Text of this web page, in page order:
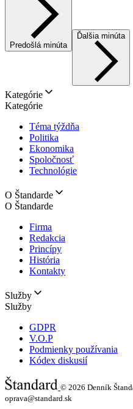
Predošlá minúta
Ďalšia minúta
Kategórie
Kategórie
Téma týždňa
Politika
Ekonomika
Spoločnosť
Technológie
O Štandarde
O Štandarde
Firma
Redakcia
Princípy
História
Kontakty
Služby
Služby
GDPR
V.O.P
Podmienky používania
Kódex diskusií
© 2026 Denník
oprava@standard.sk